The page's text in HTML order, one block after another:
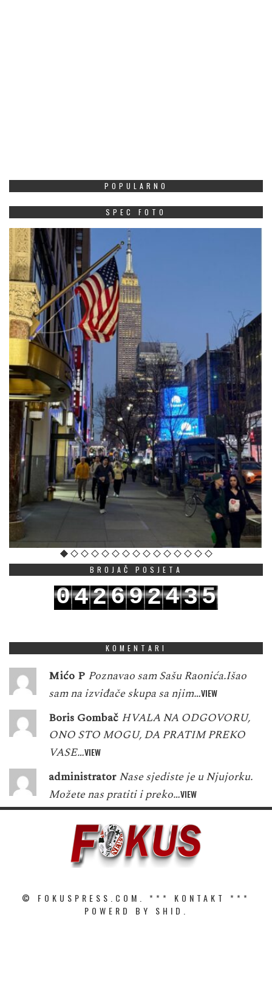
POPULARNO
SPEC FOTO
BROJAČ POSJETA
042692435
KOMENTARI
Mićo P Poznavao sam Sašu Raonića.Išao
sam na izviđače skupa sa njim…VIEW
Boris Gombač HVALA NA ODGOVORU,
ONO STO MOGU, DA PRATIM PREKO
VASE…VIEW
administrator Nase sjediste je u Njujorku.
Možete nas pratiti i preko…VIEW
© FOKUSPRESS.COM. *** KONTAKT
***
POWERD BY SHID.